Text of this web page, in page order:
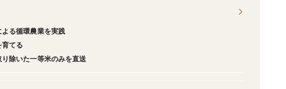
る循環農業を実践
てる
除いた一等米のみを直送